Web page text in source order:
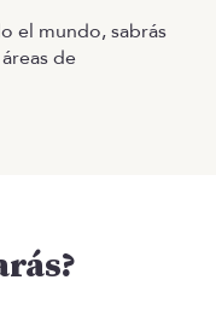
el mundo, sabrás
de